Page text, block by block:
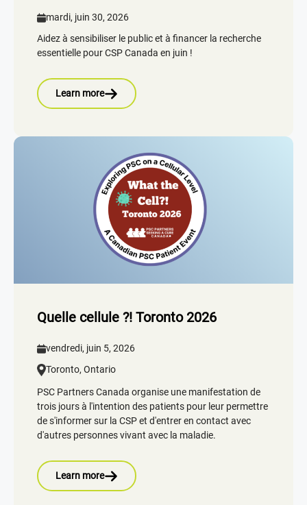
mardi, juin 30, 2026
Aidez à sensibiliser le public et à financer la recherche
essentielle pour CSP Canada en juin !
Learn more
Quelle cellule ?! Toronto 2026
vendredi, juin 5, 2026
Toronto, Ontario
PSC Partners Canada organise une manifestation de
trois jours à l'intention des patients pour leur permettre
de s'informer sur la CSP et d'entrer en contact avec
d'autres personnes vivant avec la maladie.
Learn more